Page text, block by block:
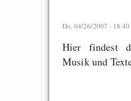
Do, 04/26/2007 -
Hier findest
Musik und